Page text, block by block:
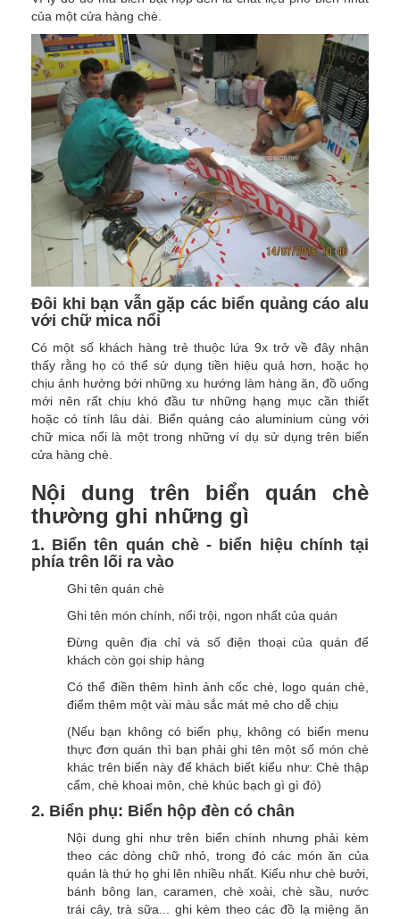
của một cửa hàng chè.
Đôi khi bạn vẫn gặp các biển quảng cáo alu
với chữ mica nổi
Có một số khách hàng trẻ thuộc lứa 9x trở về đây nhận
thấy rằng họ có thể sử dụng tiền hiệu quả hơn, hoặc họ
chịu ảnh hưởng bởi những xu hướng làm hàng ăn, đồ uống
mới nên rất chịu khó đầu tư những hạng mục cần thiết
hoặc có tính lâu dài. Biển quảng cáo aluminium cùng với
chữ mica nổi là một trong những ví dụ sử dụng trên biển
cửa hàng chè.
Nội dung trên biển quán chè
thường ghi những gì
1. Biển tên quán chè - biển hiệu chính tại
phía trên lối ra vào
Ghi tên quán chè
Ghi tên món chính, nổi trội, ngon nhất của quán
Đừng quên địa chỉ và số điện thoại của quán để
khách còn gọi ship hàng
Có thể điền thêm hình ảnh cốc chè, logo quán chè,
điểm thêm một vài màu sắc mát mẻ cho dễ chịu
(Nếu bạn không có biển phụ, không có biển menu
thực đơn quán thì bạn phải ghi tên một số món chè
khác trên biển này để khách biết kiểu như: Chè thập
cẩm, chè khoai môn, chè khúc bạch gì gì đó)
2. Biển phụ: Biển hộp đèn có chân
Nội dung ghi như trên biển chính nhưng phải kèm
theo các dòng chữ nhỏ, trong đó các món ăn của
quán là thứ họ ghi lên nhiều nhất. Kiểu như chè bưởi,
bánh bông lan, caramen, chè xoài, chè sầu, nước
trái cây, trà sữa... ghi kèm theo các đồ lạ miệng ăn